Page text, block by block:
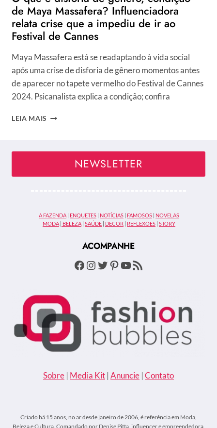
de Maya Massafera? Influenciadora
relata crise que a impediu de ir ao
Festival de Cannes
Maya Massafera está se readaptando à vida social
após uma crise de disforia de gênero momentos antes
de aparecer no tapete vermelho do Festival de Cannes
2024. Psicanalista explica a condição; confira
LEIA MAIS
GÊNERO,
CONDIÇÃO
INFLUENCIADORA
RELATA
IMPEDIU
FESTIVAL
DE
CANNES
NEWSLETTER
A FAZENDA | ENQUETES | NOTÍCIAS | FAMOSOS | NOVELAS
MODA | BELEZA | SAÚDE | DECOR | REFLEXÕES | STORY
ACOMPANHE
Facebook
Instagram
Twitter
Pinterest
Youtube
Feed RSS
Sobre | Media Kit | Anuncie | Contato
Criado há 15 anos, no ar desde janeiro de 2006, é referência em Moda,
Beleza e Cultura. Comandado por Denise Pitta, influencer e empreendedora,